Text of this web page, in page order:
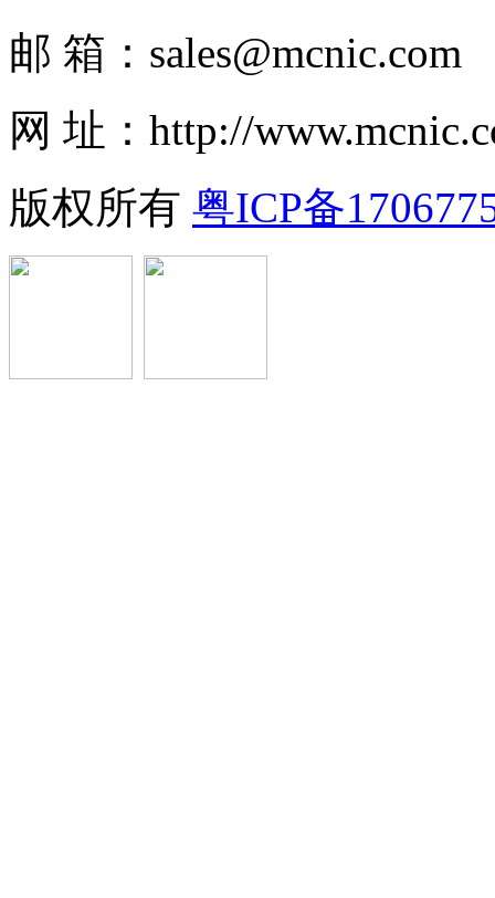
邮 箱：sales@mcnic.com
网 址：http://
版权所有 粤ICP备